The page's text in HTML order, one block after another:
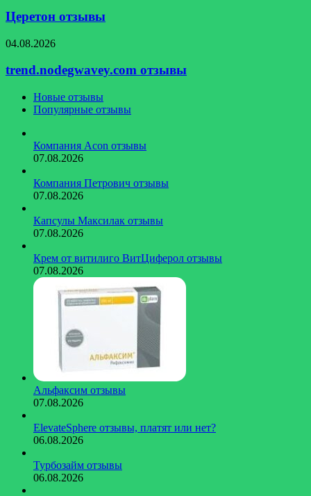
Церетон отзывы
trend.nodegwavey.com
04.08.2026
trend.nodegwavey.com отзывы
Новые отзывы
Популярные отзывы
Компания Acon отзывы
07.08.2026
Компания Петрович отзывы
07.08.2026
Капсулы Максилак отзывы
07.08.2026
Крем от витилиго ВитЦиферол отзывы
07.08.2026
Альфаксим отзывы
07.08.2026
ElevateSphere отзывы, платят или нет?
06.08.2026
Турбозайм отзывы
06.08.2026